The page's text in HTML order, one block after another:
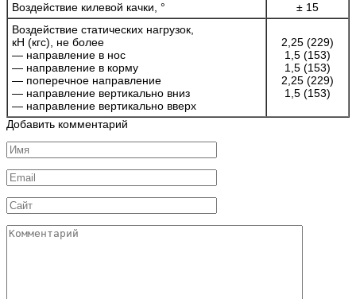
Воздействие килевой качки, °
± 15
Воздействие статических нагрузок,
кН (кгс), не более
— направление в нос
— направление в корму
— поперечное направление
— направление вертикально вниз
— направление вертикально вверх
2,25 (229)
1,5 (153)
1,5 (153)
2,25 (229)
1,5 (153)
Добавить комментарий
Имя
*
Email
*
Сайт
Комментарий